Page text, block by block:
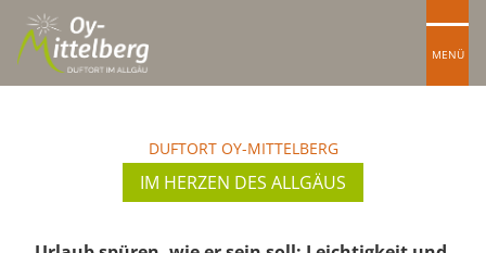
MENÜ
DUFTORT OY-MITTELBERG
IM HERZEN DES ALLGÄUS